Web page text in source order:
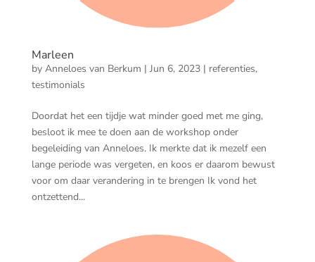
Marleen
by Anneloes van Berkum | Jun 6, 2023| referenties,
testimonials
Doordat het een tijdje wat minder goed met me ging,
besloot ik mee te doen aan de workshop onder
begeleiding van Anneloes. Ik merkte dat ik mezelf een
lange periode was vergeten, en koos er daarom bewust
voor om daar verandering in te brengen Ik vond het
ontzettend...